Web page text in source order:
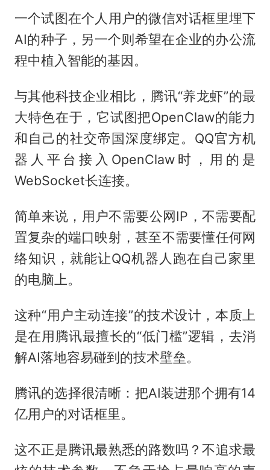
一个试图在个人用户的微信对话框里埋下
AI的种子，另一个则希望在企业的办公流
程中植入智能的基因。
与其他科技企业相比，腾讯“养龙虾”的最
大特色在于，它试图把OpenClaw的能力
和自己的社交帝国深度绑定。QQ官方机
器人平台接入OpenClaw时，用的是
WebSocket长连接。
简单来说，用户不需要公网IP，不需要配
置复杂的端口映射，甚至不需要懂任何网
络知识，就能让QQ机器人跑在自己家里
的电脑上。
这种“用户主动连接”的技术设计，本质上
是在用腾讯最擅长的“低门槛”逻辑，去消
解AI落地容易碰到的技术壁垒。
腾讯的选择很清晰：把AI装进那个拥有14
亿用户的对话框里。
这不正是腾讯最熟悉的路数吗？不追求最